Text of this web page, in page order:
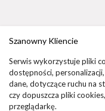
Szanowny Kliencie
Serwis wykorzystuje pliki
dostępności,
dane, dotyczące ruchu na
czy dopuszcza pliki
przeglądarkę.
Oferta biznesowa
dla firm i instytucji